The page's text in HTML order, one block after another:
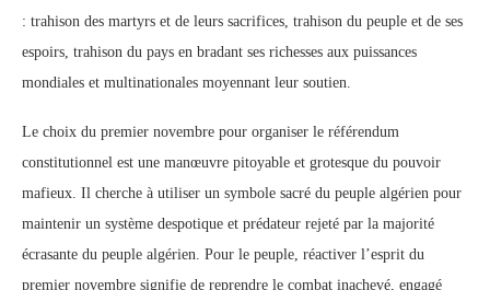
: trahison des martyrs et de leurs sacrifices, trahison du peuple et de ses
espoirs, trahison du pays en bradant ses richesses aux puissances
mondiales et multinationales moyennant leur soutien.
Le choix du premier novembre pour organiser le référendum
constitutionnel est une manœuvre pitoyable et grotesque du pouvoir
mafieux. Il cherche à utiliser un symbole sacré du peuple algérien pour
maintenir un système despotique et prédateur rejeté par la majorité
écrasante du peuple algérien. Pour le peuple, réactiver l’esprit du
premier novembre signifie de reprendre le combat inachevé, engagé